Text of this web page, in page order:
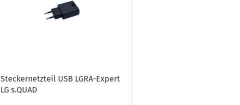
Steckernetzteil USB LGRA-Expert
LG s.QUAD